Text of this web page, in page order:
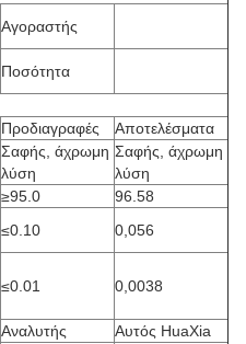
Αγοραστής
Ποσότητα
Προδιαγραφές
Αποτελέσματα
Σαφής, άχρωμη
λύση
Σαφής, άχρωμη
λύση
≥95.0
96.58
≤0.10 0,056
≤0.01 0,0038
Αναλυτής
Αυτός HuaXia